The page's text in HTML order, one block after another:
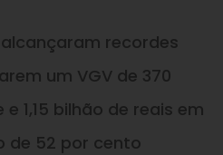
recordes
um VGV de 370
1,15 bilhão de reais em
de 52 por cento